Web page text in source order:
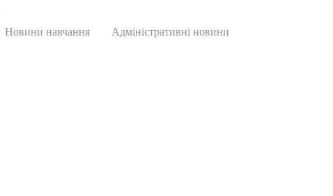
Новини навчання Адміністративні новини